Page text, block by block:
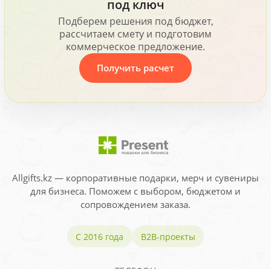
под ключ
Подберем решения под бюджет,
рассчитаем смету и подготовим
коммерческое предложение.
Получить расчет
Allgifts.kz — корпоративные подарки, мерч и сувениры
для бизнеса. Поможем с выбором, бюджетом и
сопровождением заказа.
С 2016 года B2B-проекты